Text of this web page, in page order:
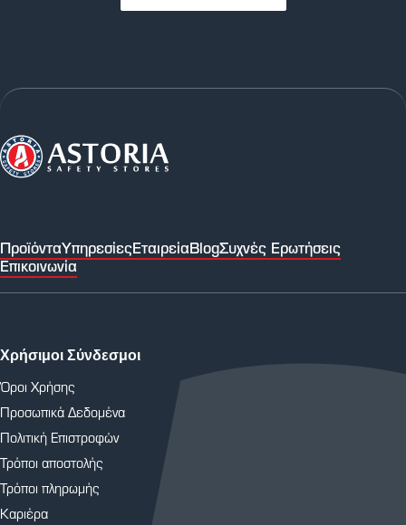
ΠροϊόνταΥπηρεσίεςΕταιρείαBlogΣυχνές Ερωτήσεις
Επικοινωνία
Χρήσιμοι Σύνδεσμοι
Όροι Χρήσης
Προσωπικά Δεδομένα
Πολιτική Επιστροφών
Τρόποι αποστολής
Τρόποι πληρωμής
Καριέρα